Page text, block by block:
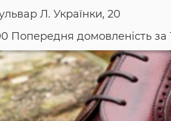
Л. Українки, 20
Попередня домовленість за